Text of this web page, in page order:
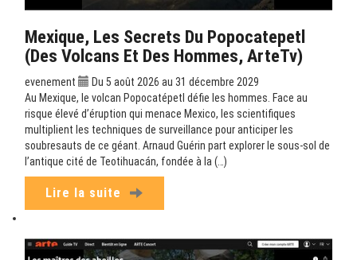
Mexique, Les Secrets Du Popocatepetl
(Des Volcans Et Des Hommes, ArteTv)
evenement
Du 5 août 2026 au 31 décembre 2029
Au Mexique, le volcan Popocatépetl défie les hommes. Face au
risque élevé d’éruption qui menace Mexico, les scientifiques
multiplient les techniques de surveillance pour anticiper les
soubresauts de ce géant. Arnaud Guérin part explorer le sous-sol de
l’antique cité de Teotihuacán, fondée à la (…)
Lire la suite